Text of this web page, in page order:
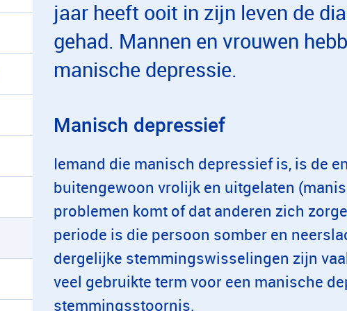
jaar heeft ooit in zijn leven de
gehad. Mannen en vrouwen
manische depressie.
Manisch depressief
Iemand die manisch depressief is, is de
buitengewoon vrolijk en uitgelaten
problemen komt of dat anderen zich
periode is die persoon somber en
dergelijke stemmingswisselingen zijn
veel gebruikte term voor een manische
stemmingsstoornis.